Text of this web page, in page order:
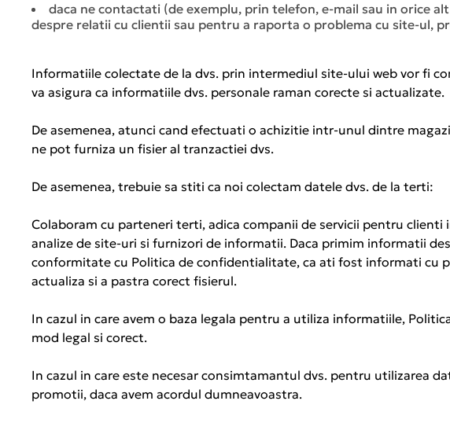
daca ne contactati (de exemplu, prin telefon, e-mail sau in orice
despre relatii cu clientii sau pentru a raporta o problema cu site-ul,
Informatiile colectate de la dvs. prin intermediul site-ului web vor fi
va asigura ca informatiile dvs. personale raman corecte si actualizate.
De asemenea, atunci cand efectuati o achizitie intr-unul dintre
ne pot furniza un fisier al tranzactiei dvs.
De asemenea, trebuie sa stiti ca noi colectam datele dvs. de la terti:
Colaboram cu parteneri terti, adica companii de servicii pentru
analize de site-uri si furnizori de informatii. Daca primim informatii
conformitate cu Politica de confidentialitate, ca ati fost informati cu
actualiza si a pastra corect fisierul.
In cazul in care avem o baza legala pentru a utiliza informatiile,
mod legal si corect.
In cazul in care este necesar consimtamantul dvs. pentru utilizarea
promotii, daca avem acordul dumneavoastra.